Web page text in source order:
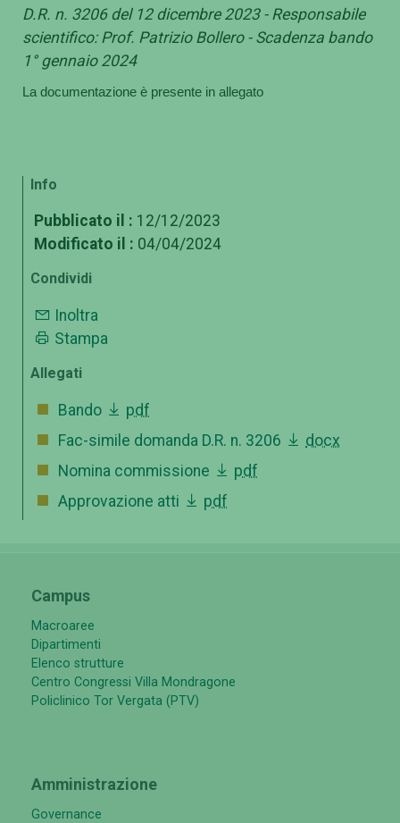
D.R. n. 3206 del 12 dicembre 2023 - Responsabile
scientifico: Prof. Patrizio Bollero - Scadenza bando
1° gennaio 2024
La documentazione è presente in allegato
Info
Pubblicato il : 12/12/2023
Modificato il : 04/04/2024
Condividi
Inoltra
Stampa
Allegati
Bando
pdf
Fac-simile domanda D.R. n. 3206
docx
Nomina commissione
pdf
Approvazione atti
pdf
Campus
Macroaree
Dipartimenti
Elenco strutture
Centro Congressi Villa Mondragone
Policlinico Tor Vergata (PTV)
Amministrazione
Governance